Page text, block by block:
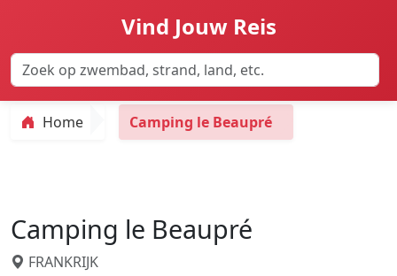
Vind Jouw Reis
Home Camping le Beaupré
Camping le Beaupré
FRANKRIJK